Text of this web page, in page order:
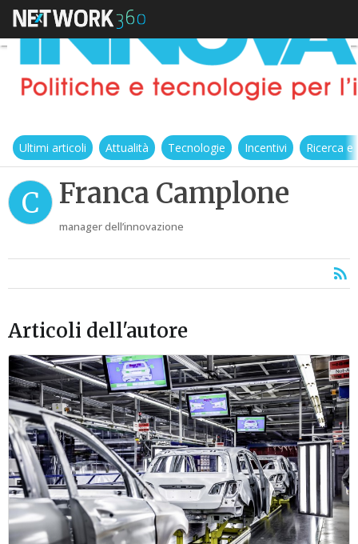
Ultimi articoli Attualità Tecnologie Incentivi Ricerca
C Franca Camplone
manager dell’innovazione
Articoli dell'autore